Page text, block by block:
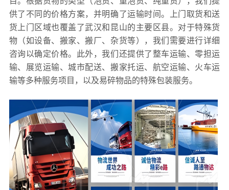
供了不同的价格方案，并明确了运输时间。上门取货和送
货上门区域也覆盖了武汉和昆山的主要区县。对于特殊货
物（如设备、搬家、搬厂、杂货等），我们需要进行详细
咨询以确定价格。此外，我们还提供了整车运输、零担运
输、展览运输、城市配送、搬家托运、航空运输、火车运
输等多种服务项目，以及易碎物品的特殊包装服务。